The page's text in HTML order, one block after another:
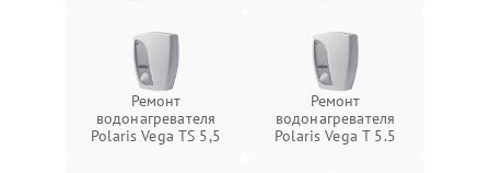
Ремонт
водонагревателя
Polaris Vega TS 5,5
Ремонт
водонагревателя
Polaris Vega T 5.5